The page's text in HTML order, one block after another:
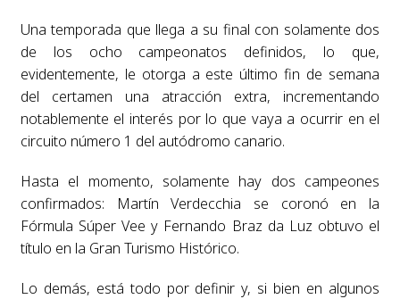
Una temporada que llega a su final con solamente dos
de los ocho campeonatos definidos, lo que,
evidentemente, le otorga a este último fin de semana
del certamen una atracción extra, incrementando
notablemente el interés por lo que vaya a ocurrir en el
circuito número 1 del autódromo canario.
Hasta el momento, solamente hay dos campeones
confirmados: Martín Verdecchia se coronó en la
Fórmula Súper Vee y Fernando Braz da Luz obtuvo el
título en la Gran Turismo Histórico.
Lo demás, está todo por definir y, si bien en algunos